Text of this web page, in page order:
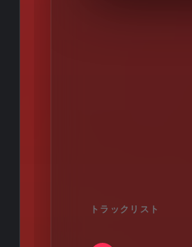
トラックリスト